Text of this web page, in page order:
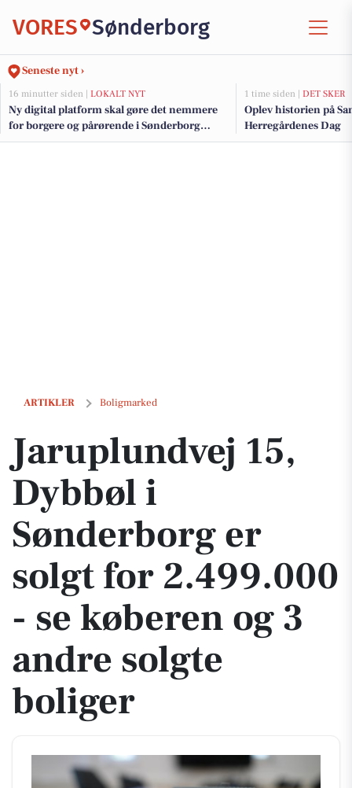
VORES Sønderborg
Seneste nyt ›
16 minutter siden | LOKALT NYT
Ny digital platform skal gøre det nemmere
for borgere og pårørende i Sønderborg
Kommune at følge med og kommunikere
1 time siden | DET SKER
Oplev historien på
Herregårdenes Dag
ARTIKLER Boligmarked
Jaruplundvej 15, Dybbøl i Sønderborg er solgt for 2.499.000 - se
Jaruplundvej 15,
Dybbøl i
Sønderborg er
solgt for 2.499.000
- se køberen og 3
andre solgte
boliger